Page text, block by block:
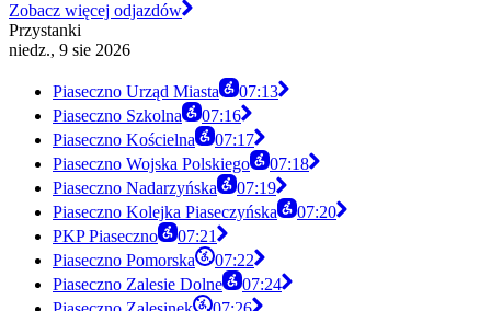
Zobacz więcej odjazdów
Przystanki
niedz., 9 sie 2026
Piaseczno Urząd Miasta
07:13
Piaseczno Szkolna
07:16
Piaseczno Kościelna
07:17
Piaseczno Wojska Polskiego
07:18
Piaseczno Nadarzyńska
07:19
Piaseczno Kolejka Piaseczyńska
07:20
PKP Piaseczno
07:21
Piaseczno Pomorska
07:22
Piaseczno Zalesie Dolne
07:24